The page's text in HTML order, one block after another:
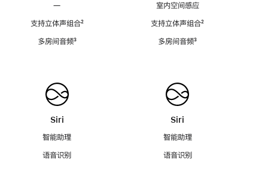
—
支持立体声组合脚
²
多房间音频脚
³
Siri
智能助理
语音识别
室内空间感应
支持立体声组合脚
²
多房间音频脚
³
Siri
智能助理
语音识别